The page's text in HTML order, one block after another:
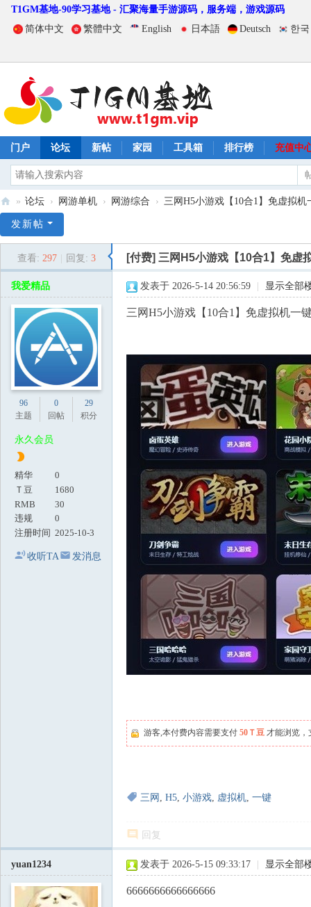
T1GM基地-90学习基地 - 汇聚海量手游源码，服务端，游戏源码
简体中文
繁體中文 English 日本語 Deutsch 한
门户 论坛 新帖 家园 工具箱 排行榜 充值中
1
» 论坛 › 网游单机 › 网游综合 › 三网H5小游戏【10合1】免虚拟
发新帖
查看: 297 回复: 3 [付费] 三网H5小游戏【10合1】免虚
我爱精品
96
主题
0
回帖
29
积分
永久会员
精华
0
Ｔ豆
1680
RMB
30
违规
0
注册时间 2025-10-3
收听TA 发消息
发表于 2026-5-14 20:56:59 显示全部
三网H5小游戏【10合1】免虚拟机一
游客,本付费内容需要支付 50Ｔ豆 才能浏览，
三网 , H5, 小游戏, 虚拟机, 一键
回复
yuan1234 发表于 2026-5-15 09:33:17 显示全部
6666666666666666